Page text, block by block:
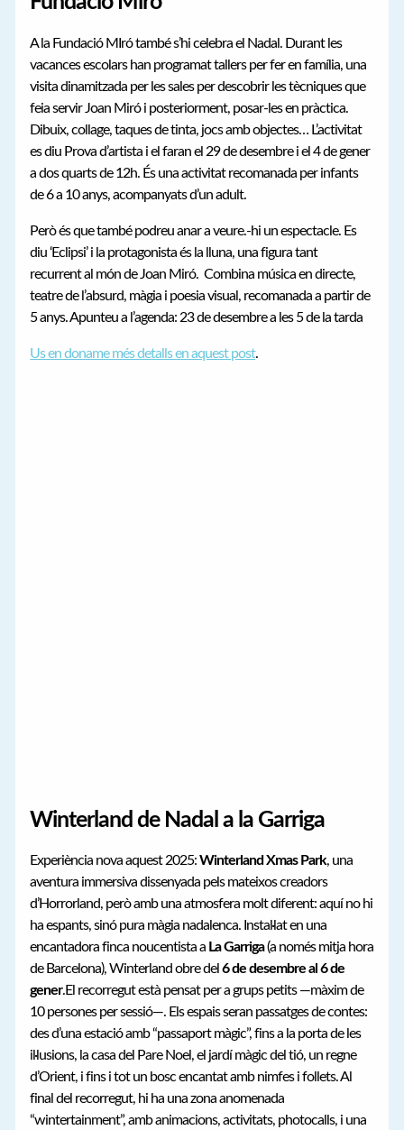
A la Fundació MIró també s’hi celebra el Nadal. Durant les
vacances escolars han programat tallers per fer en família, una
visita dinamitzada per les sales per descobrir les tècniques que
feia servir Joan Miró i posteriorment, posar-les en pràctica.
Dibuix, collage, taques de tinta, jocs amb objectes… L’activitat
es diu Prova d’artista i el faran el 29 de desembre i el 4 de gener
a dos quarts de 12h. És una activitat recomanada per infants
de 6 a 10 anys, acompanyats d’un adult.
Però és que també podreu anar a veure.-hi un espectacle. Es
diu ‘Eclipsi’ i la protagonista és la lluna, una figura tant
recurrent al món de Joan Miró. Combina música en directe,
teatre de l’absurd, màgia i poesia visual, recomanada a partir de
5 anys. Apunteu a l’agenda: 23 de desembre a les 5 de la tarda
Us en doname més detalls en aquest post.
Winterland de Nadal a la Garriga
Experiència nova aquest 2025:Winterland Xmas Park, una
aventura immersiva dissenyada pels mateixos creadors
d’Horrorland, però amb una atmosfera molt diferent: aquí no hi
ha espants, sinó pura màgia nadalenca. Instal·lat en una
encantadora finca noucentista a La Garriga(a només mitja hora
de Barcelona), Winterland obre del6 de desembre al 6 de
gener.El recorregut està pensat per a grups petits —màxim de
10 persones per sessió—. Els espais seran passatges de contes:
des d’una estació amb “passaport màgic”, fins a la porta de les
il·lusions, la casa del Pare Noel, el jardí màgic del tió, un regne
d’Orient, i fins i tot un bosc encantat amb nimfes i follets. Al
final del recorregut, hi ha una zona anomenada
“wintertainment”, amb animacions, activitats, photocalls, i una